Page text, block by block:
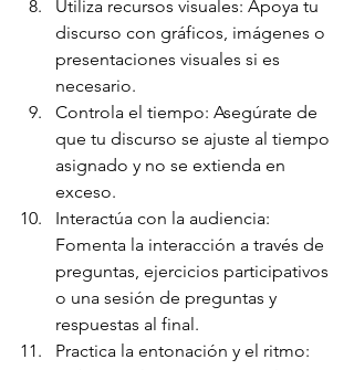
Utiliza recursos visuales: Apoya tu
discurso con gráficos, imágenes o
presentaciones visuales si es
necesario.
Controla el tiempo: Asegúrate de
que tu discurso se ajuste al tiempo
asignado y no se extienda en
exceso.
Interactúa con la audiencia:
Fomenta la interacción a través de
preguntas, ejercicios participativos
o una sesión de preguntas y
respuestas al final.
Practica la entonación y el ritmo: